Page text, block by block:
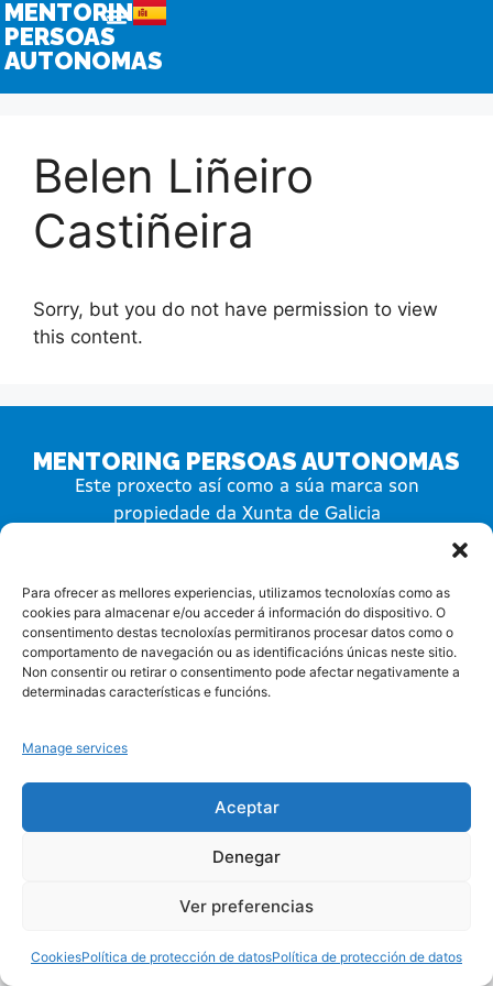
Para ofrecer as mellores experiencias, utilizamos tecnoloxías como as
cookies para almacenar e/ou acceder á información do dispositivo. O
consentimento destas tecnoloxías permitiranos procesar datos como o
comportamento de navegación ou as identificacións únicas neste sitio.
Non consentir ou retirar o consentimento pode afectar negativamente a
determinadas características e funcións.
Manage services
Aceptar
Denegar
Ver preferencias
CookiesPolítica de protección de datosPolítica de protección de datos
MENTORING
PERSOAS
AUTONOMAS
Belen Liñeiro
Castiñeira
Sorry, but you do not have permission to view
this content.
MENTORING PERSOAS AUTONOMAS
Este proxecto así como a súa marca son
propiedade da Xunta de Galicia
Protección de datos Cookies